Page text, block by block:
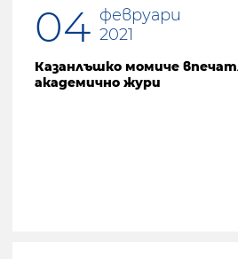
04 февруари
2021
Казанлъшко момиче
академично жури